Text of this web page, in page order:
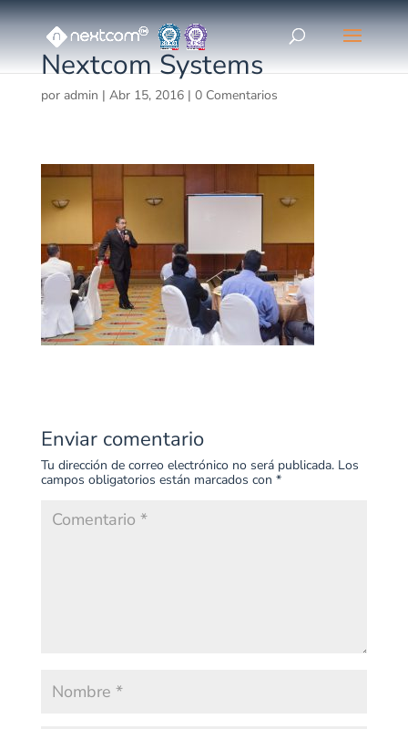
Nextcom Systems
por admin | Abr 15, 2016| 0 Comentarios
Enviar comentario
Tu dirección de correo electrónico no será publicada. Los
campos obligatorios están marcados con *